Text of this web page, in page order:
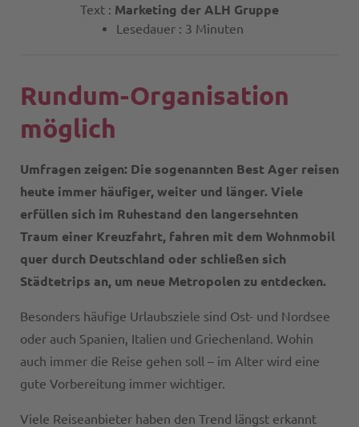
Text : Marketing der ALH Gruppe
Lesedauer : 3 Minuten
Rundum-Organisation
möglich
Umfragen zeigen: Die sogenannten Best Ager reisen
heute immer häufiger, weiter und länger. Viele
erfüllen sich im Ruhestand den langersehnten
Traum einer Kreuzfahrt, fahren mit dem Wohnmobil
quer durch Deutschland oder schließen sich
Städtetrips an, um neue Metropolen zu entdecken.
Besonders häufige Urlaubsziele sind Ost- und Nordsee
oder auch Spanien, Italien und Griechenland. Wohin
auch immer die Reise gehen soll – im Alter wird eine
gute Vorbereitung immer wichtiger.
Viele Reiseanbieter haben den Trend längst erkannt